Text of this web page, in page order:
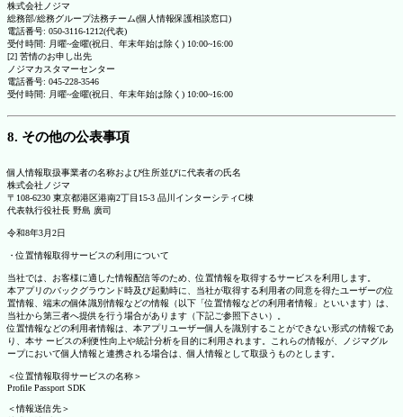
株式会社ノジマ
総務部/総務グループ法務チーム(個人情報保護相談窓口)
電話番号: 050-3116-1212(代表)
受付時間: 月曜~金曜(祝日、年末年始は除く) 10:00~16:00
[2] 苦情のお申し出先
ノジマカスタマーセンター
電話番号: 045-228-3546
受付時間: 月曜~金曜(祝日、年末年始は除く) 10:00~16:00
8. その他の公表事項
個人情報取扱事業者の名称および住所並びに代表者の氏名
株式会社ノジマ
〒108-6230 東京都港区港南2丁目15-3 品川インターシティC棟
代表執行役社長 野島 廣司
令和8年3月2日
・位置情報取得サービスの利用について
当社では、お客様に適した情報配信等のため、位置情報を取得するサービスを利用します。
本アプリのバックグラウンド時及び起動時に、当社が取得する利用者の同意を得たユーザーの位
置情報、端末の個体識別情報などの情報（以下「位置情報などの利用者情報」といいます）は、
当社から第三者へ提供を行う場合があります（下記ご参照下さい）。
位置情報などの利用者情報は、本アプリユーザー個人を識別することができない形式の情報であ
り、本サ ービスの利便性向上や統計分析を目的に利用されます。これらの情報が、ノジマグル
ープにおいて個人情報と連携される場合は、個人情報として取扱うものとします。
＜位置情報取得サービスの名称＞
Profile Passport SDK
＜情報送信先＞